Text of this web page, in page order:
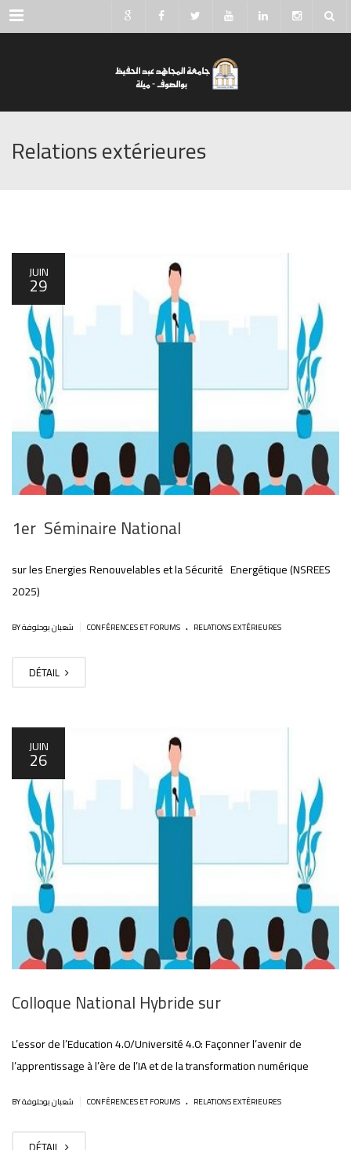
Menu
Relations extérieures
JUIN
29
1er Séminaire National
sur les Energies Renouvelables et la Sécurité Energétique (NSREES
2025)
CONFÉRENCES ET FORUMS . RELATIONS EXTÉRIEURES
DÉTAIL
JUIN
26
Colloque National Hybride sur
L’essor de l’Education 4.0/Université 4.0: Façonner l’avenir de
l’apprentissage à l’ère de l’IA et de la transformation numérique
CONFÉRENCES ET FORUMS . RELATIONS EXTÉRIEURES